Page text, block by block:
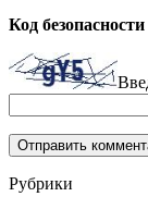
Код безопасности
Рубрики